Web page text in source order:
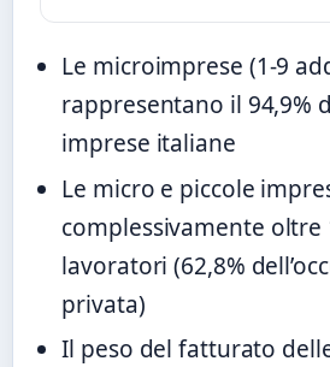
Le microimprese (1-9
rappresentano il 94,9%
imprese italiane
Le micro e piccole
complessivamente oltre
lavoratori (62,8%
privata)
Il peso del fatturato